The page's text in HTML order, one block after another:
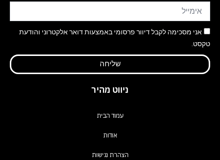
אני מסכימה לקבל דיוור פרסומי באמצעות דואר אלקטרוני והודעת
טקסט.
שליחה
ניווט מהיר
עמוד הבית
אודות
הצהרת נגישות